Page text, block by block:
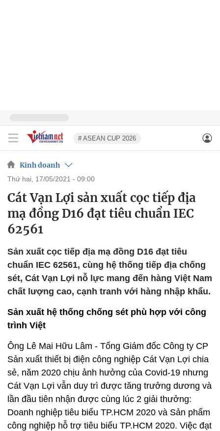
# ASEAN CUP 2026
Kinh doanh
thứ hai, 17/05/2021 - 09:00
Cát Vạn Lợi sản xuất cọc tiếp địa
mạ đồng D16 đạt tiêu chuẩn IEC
62561
Sản xuất cọc tiếp địa mạ đồng D16 đạt tiêu
chuẩn IEC 62561, cùng hệ thống tiếp địa chống
sét, Cát Vạn Lợi nỗ lực mang đến hàng Việt Nam
chất lượng cao, cạnh tranh với hàng nhập khẩu.
Sản xuất hệ thống chống sét phù hợp với công
trình Việt
Ông Lê Mai Hữu Lâm - Tổng Giám đốc Công ty CP
Sản xuất thiết bị điện công nghiệp Cát Vạn Lợi chia
sẻ, năm 2020 chịu ảnh hưởng của Covid-19 nhưng
Cát Vạn Lợi vẫn duy trì được tăng trưởng dương và
lần đầu tiên nhận được cùng lúc 2 giải thưởng:
Doanh nghiệp tiêu biểu TP.HCM 2020 và Sản phẩm
công nghiệp hỗ trợ tiêu biểu TP.HCM 2020. Việc đạt